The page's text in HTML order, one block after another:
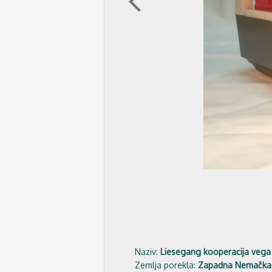
Naziv: Liesegang kooperacija vega
Zemlja porekla: Zapadna Nemačka